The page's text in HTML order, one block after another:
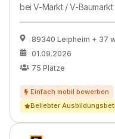
beiV-Markt / V-Baumarkt
89340 Leipheim + 37
01.09.2026
75 Plätze
Beliebter